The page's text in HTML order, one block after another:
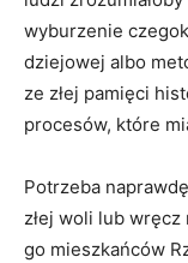
wyburzenie
dziejowej albo
ze złej pamięci
procesów, które
Potrzeba
złej woli lub
go mieszkańców